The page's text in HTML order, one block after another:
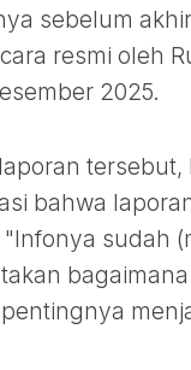
sebelum
resmi oleh
2025.
tersebut,
bahwa
sudah